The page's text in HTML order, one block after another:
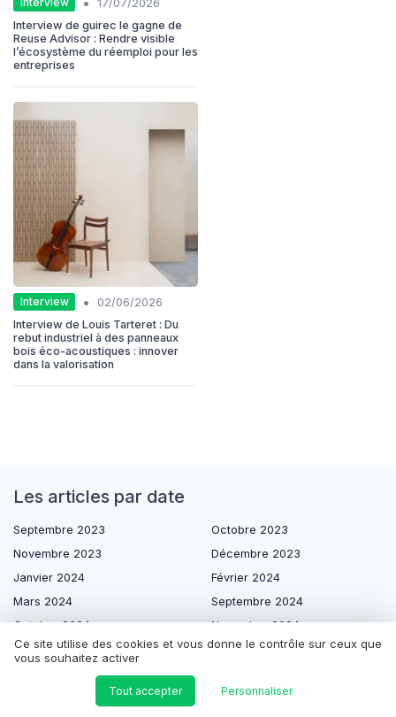
17/07/2026
Interview de guirec le gagne de
Reuse Advisor : Rendre visible
l’écosystème du réemploi pour les
entreprises
Interview •
02/06/2026
Interview de Louis Tarteret : Du
rebut industriel à des panneaux
bois éco-acoustiques : innover
dans la valorisation
Les articles par date
Septembre 2023
Octobre 2023
Novembre 2023
Décembre 2023
Janvier 2024
Février 2024
Mars 2024
Septembre 2024
Octobre 2024
Novembre 2024
Décembre 2024
Janvier 2025
Mai 2025
Ce site utilise des cookies et vous donne le contrôle sur ceux que
vous souhaitez activer
Tout accepter Personnaliser